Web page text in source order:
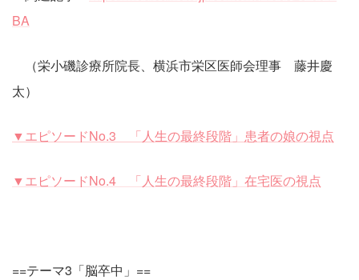
BA
（栄小磯診療所院長、横浜市栄区医師会理事 藤井慶
太）
▼エピソードNo.3 「人生の最終段階」患者の娘の視点
▼エピソードNo.4 「人生の最終段階」在宅医の視点
==テーマ3「脳卒中」==